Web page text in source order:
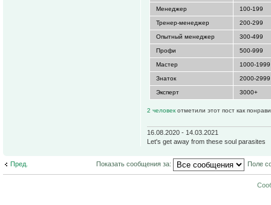
Менеджер 100-199
Тренер-менеджер 200-299
Опытный менеджер 300-499
Профи 500-999
Мастер 1000-1999
Знаток 2000-2999
Эксперт 3000+
2 человекотметили этот пост как
16.08.2020 - 14.03.2021
Let's get away from these soul parasites
Пред. Показать сообщения за: Поле